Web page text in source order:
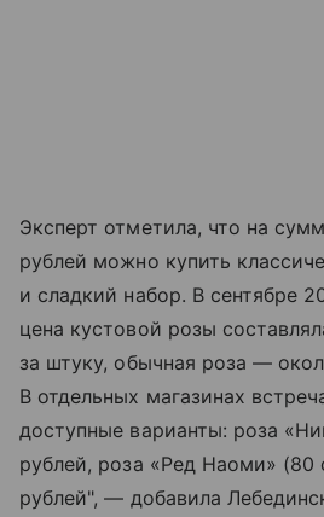
Эксперт отметила, что на
рублей можно купить
и сладкий набор. В сентябре
цена кустовой розы
за штуку, обычная роза —
В отдельных магазинах
доступные варианты: роза
рублей, роза «Ред Наоми»
рублей", — добавила